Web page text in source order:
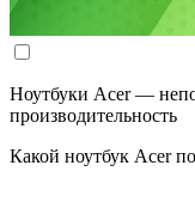
Ноутбуки Acer —
производительность
Какой ноутбук Acer